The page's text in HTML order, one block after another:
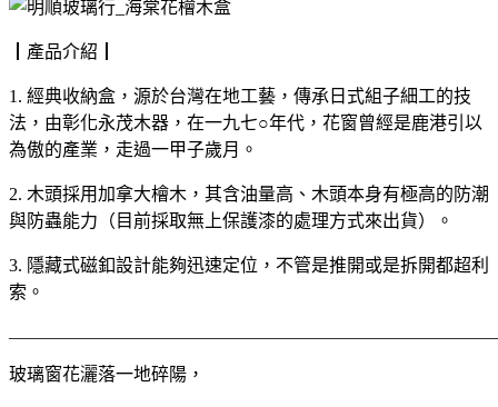
┃產品介紹┃
1. 經典收納盒，源於台灣在地工藝，傳承日式組子細工的技
法，由彰化永茂木器，在一九七○年代，花窗曾經是鹿港引以
為傲的產業，走過一甲子歲月。
2. 木頭採用加拿大檜木，其含油量高、木頭本身有極高的防潮
與防蟲能力（目前採取無上保護漆的處理方式來出貨）。
3. 隱藏式磁釦設計能夠迅速定位，不管是推開或是拆開都超利
索。
玻璃窗花灑落一地碎陽，